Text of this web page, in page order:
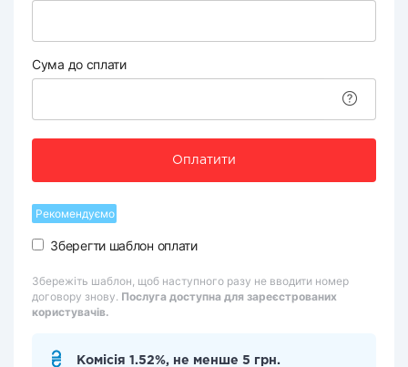
Сума до сплати
Оплатити
Рекомендуємо
Зберегти шаблон оплати
Збережіть шаблон, щоб наступного разу не вводити номер
договору знову. Послуга доступна для зареєстрованих
користувачів.
Комісія 1.52%, не менше 5 грн.